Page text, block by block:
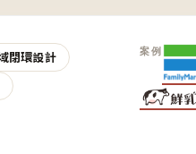
閉環設計
案例